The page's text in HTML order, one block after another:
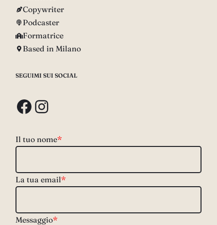
Copywriter
Podcaster
Formatrice
Based in Milano
SEGUIMI SUI SOCIAL
Facebook
Instagram
Il tuo nome*
La tua email*
Messaggio*